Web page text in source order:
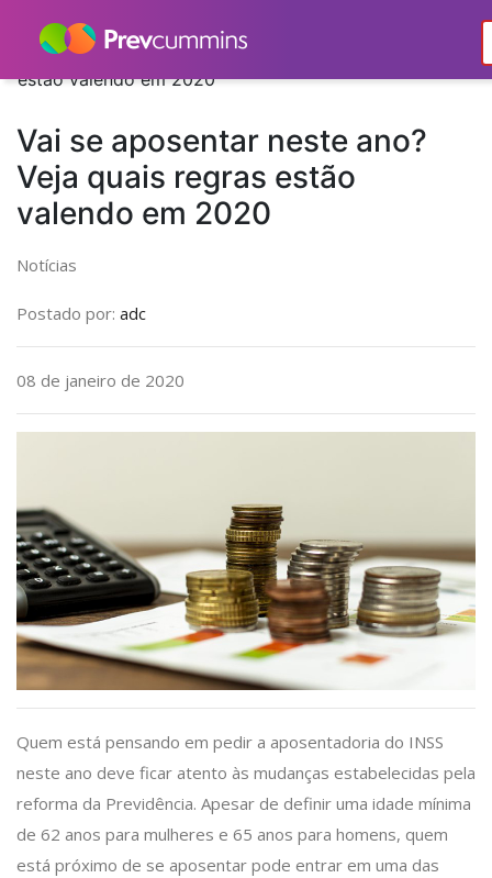
Home Notícias
Notícias
Vai se aposentar neste ano? Veja quais regras
estão valendo em 2020
Vai se aposentar neste ano?
Veja quais regras estão
valendo em 2020
Notícias
Postado por: adc
08 de janeiro de 2020
Quem está pensando em pedir a aposentadoria do INSS
neste ano deve ficar atento às mudanças estabelecidas pela
reforma da Previdência. Apesar de definir uma idade mínima
de 62 anos para mulheres e 65 anos para homens, quem
está próximo de se aposentar pode entrar em uma das